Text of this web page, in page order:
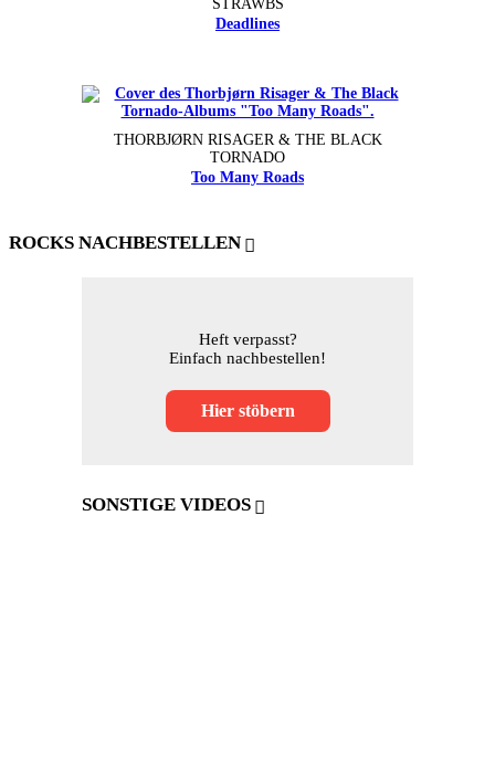
STRAWBS
Deadlines
THORBJØRN RISAGER & THE BLACK
TORNADO
Too Many Roads
ROCKS NACHBESTELLEN
Heft verpasst?
Einfach nachbestellen!
Hier stöbern
SONSTIGE VIDEOS